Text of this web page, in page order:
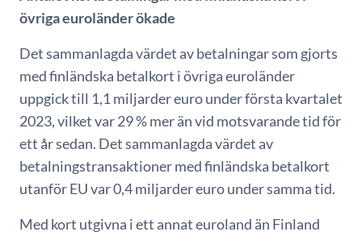
övriga euroländer ökade
Det sammanlagda värdet av betalningar som gjorts
med finländska betalkort i övriga euroländer
uppgick till 1,1 miljarder euro under första kvartalet
2023, vilket var 29 % mer än vid motsvarande tid för
ett år sedan. Det sammanlagda värdet av
betalningstransaktioner med finländska betalkort
utanför EU var 0,4 miljarder euro under samma tid.
Med kort utgivna i ett annat euroland än Finland